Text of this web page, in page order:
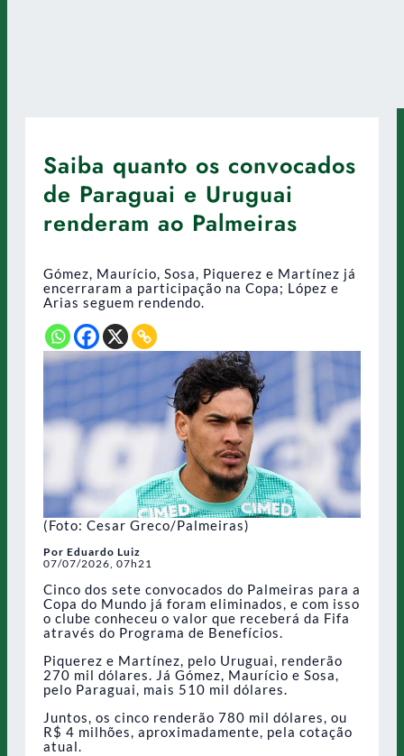
Saiba quanto os convocados
de Paraguai e Uruguai
renderam ao Palmeiras
Gómez, Maurício, Sosa, Piquerez e Martínez já
encerraram a participação na Copa; López e
Arias seguem rendendo.
(Foto: Cesar Greco/Palmeiras)
Por Eduardo Luiz
07/07/2026, 07h21
Cinco dos sete convocados do Palmeiras para a
Copa do Mundo já foram eliminados, e com isso
o clube conheceu o valor que receberá da Fifa
através do Programa de Benefícios.
Piquerez e Martínez, pelo Uruguai, renderão
270 mil dólares. Já Gómez, Maurício e Sosa,
pelo Paraguai, mais 510 mil dólares.
Juntos, os cinco renderão 780 mil dólares, ou
R$ 4 milhões, aproximadamente, pela cotação
atual.